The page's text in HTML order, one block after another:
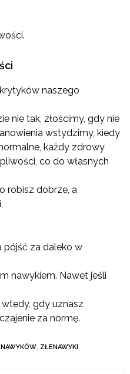
naszego
nie tak, złościmy, gdy nie
wstydzimy, kiedy
każdy zdrowy
co do własnych
robisz dobrze, a
pójść za daleko w
nawykiem. Nawet jeśli
gdy uznasz
za normę.
, ZŁENAWYKI